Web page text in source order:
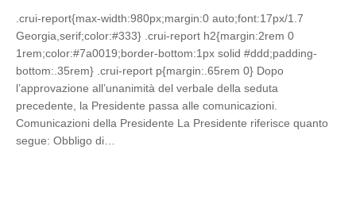
.crui-report{max-width:980px;margin:0 auto;font:17px/1.7
Georgia,serif;color:#333} .crui-report h2{margin:2rem 0
1rem;color:#7a0019;border-bottom:1px solid #ddd;padding-
bottom:.35rem} .crui-report p{margin:.65rem 0} Dopo
l’approvazione all’unanimità del verbale della seduta
precedente, la Presidente passa alle comunicazioni.
Comunicazioni della Presidente La Presidente riferisce quanto
segue: Obbligo di…